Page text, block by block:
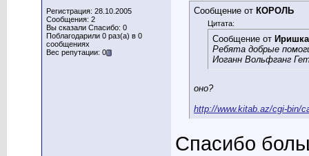
Регистрация: 28.10.2005
Сообщения: 2
Вы сказали Спасибо: 0
Поблагодарили 0 раз(а) в 0
сообщениях
Вес репутации: 0
Сообщение от КОРОЛЬ
Цитата:
Сообщение от Иришка
Ребята добрые
Иоганн Вольфганг
оно?
http://www.kitab.az/cgi-bin/
Спасибо